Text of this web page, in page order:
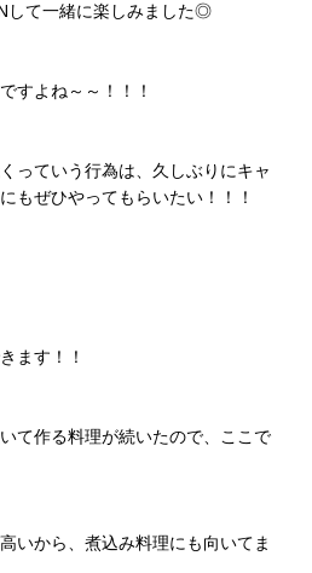
して一緒に楽しみました◎
すよね～～！！！
っていう行為は、久しぶりにキャ
もぜひやってもらいたい！！！
ます！！
て作る料理が続いたので、ここで
いから、煮込み料理にも向いてま